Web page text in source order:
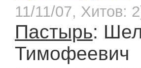
11/11/07, Хитов:
Пастырь:
Тимофеевич